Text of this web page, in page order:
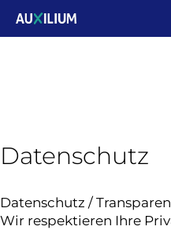
Datenschutz
Datenschutz /
Wir respektieren Ihre